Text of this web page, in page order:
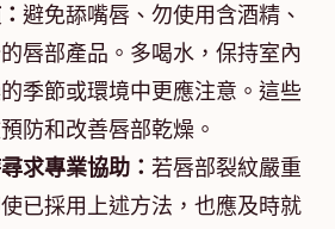
避免舔嘴唇、勿使用含酒精、
唇部產品。多喝水，保持室內
季節或環境中更應注意。這些
防和改善唇部乾燥。
求專業協助： 若唇部裂紋嚴重
已採用上述方法，也應及時就